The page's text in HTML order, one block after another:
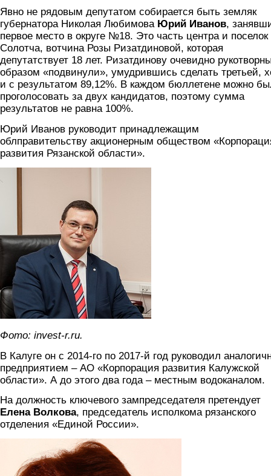
Явно не рядовым депутатом собирается быть земляк
губернатора Николая Любимова Юрий Иванов,
первое место в округе №18. Это часть центра и поселок
Солотча, вотчина Розы Ризатдиновой, которая
депутатствует 18 лет. Ризатдинову очевидно
образом «подвинули», умудрившись сделать третьей,
и с результатом 89,12%. В каждом бюллетене можно
проголосовать за двух кандидатов, поэтому сумма
результатов не равна 100%.
Юрий Иванов руководит принадлежащим
облправительству акционерным обществом
развития Рязанской области».
Фото: invest-r.ru.
В Калуге он с 2014-го по 2017-й год руководил
предприятием – АО «Корпорация развития Калужской
области». А до этого два года – местным водоканалом.
На должность ключевого зампредседателя претендует
Елена Волкова, председатель исполкома рязанского
отделения «Единой России».